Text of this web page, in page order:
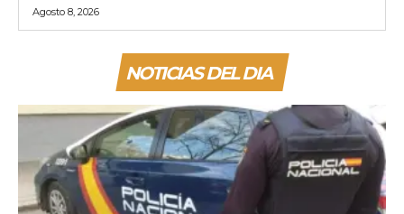
Agosto 8, 2026
NOTICIAS DEL DIA